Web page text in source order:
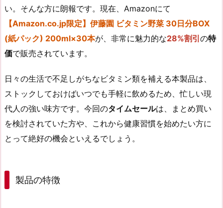
い。そんな方に朗報です。現在、Amazonにて
【Amazon.co.jp限定】伊藤園 ビタミン野菜 30日分BOX
(紙パック) 200ml×30本が、非常に魅力的な28%割引の特
価で販売されています。
日々の生活で不足しがちなビタミン類を補える本製品は、
ストックしておけばいつでも手軽に飲めるため、忙しい現
代人の強い味方です。今回のタイムセールは、まとめ買い
を検討されていた方や、これから健康習慣を始めたい方に
とって絶好の機会といえるでしょう。
製品の特徴